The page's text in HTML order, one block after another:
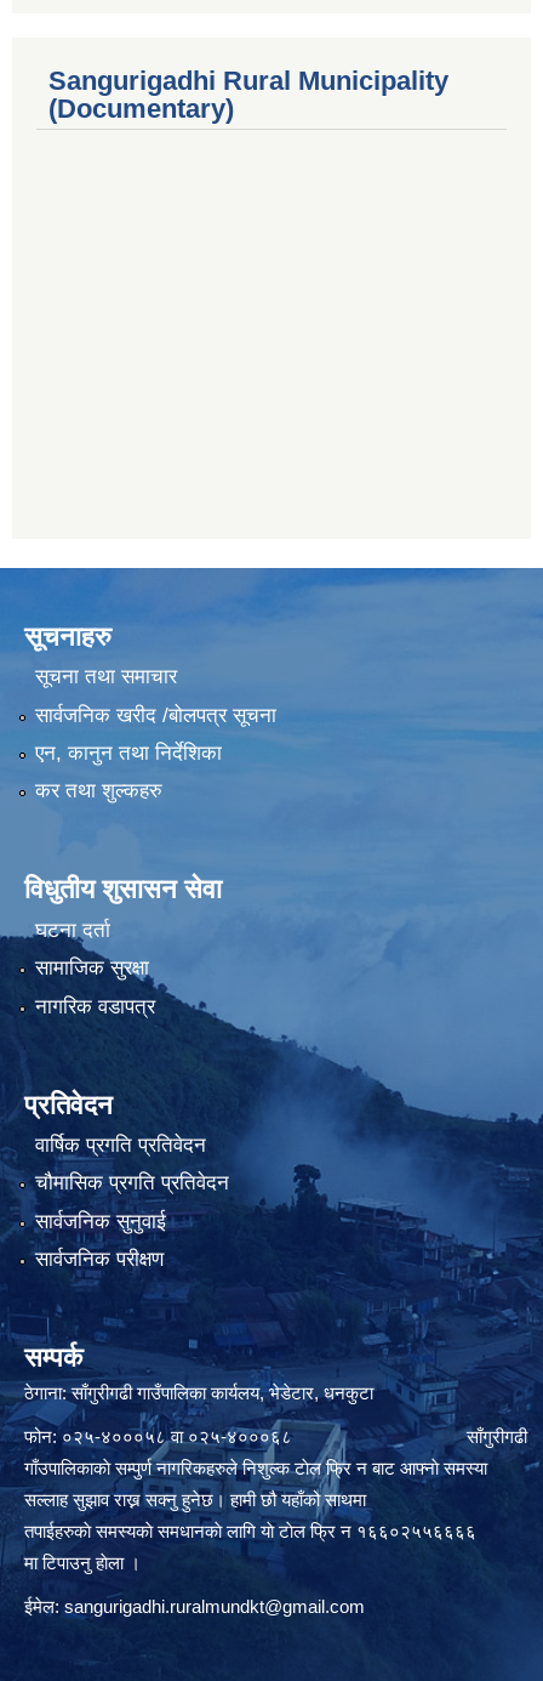
Sangurigadhi Rural Municipality
(Documentary)
सूचनाहरु
सूचना तथा समाचार
सार्वजनिक खरीद /बोलपत्र सूचना
एन, कानुन तथा निर्देशिका
कर तथा शुल्कहरु
विधुतीय शुसासन सेवा
घटना दर्ता
सामाजिक सुरक्षा
नागरिक वडापत्र
प्रतिवेदन
वार्षिक प्रगति प्रतिवेदन
चौमासिक प्रगति प्रतिवेदन
सार्वजनिक सुनुवाई
सार्वजनिक परीक्षण
सम्पर्क
ठेगाना: साँगुरीगढी गाउँपालिका कार्यलय, भेडेटार, धनकुटा
फोन: ०२५-४०००५८ वा ०२५-४०००६८ साँगुरीगढी
गाँउपालिकाकाे सम्पुर्ण नागरिकहरुले निशुल्क टाेल फ्रि न बाट आफ्नाे समस्या
सल्लाह सुझाव राख्न सक्नु हुनेछ। हामी छौ यहाँको साथमा
तपाईहरुकाे समस्यकाे समधानकाे लागि याे टाेल फ्रि न १६६०२५५६६६६
मा टिपाउनु हाेला ।
ईमेल: sangurigadhi.ruralmundkt@gmail.com